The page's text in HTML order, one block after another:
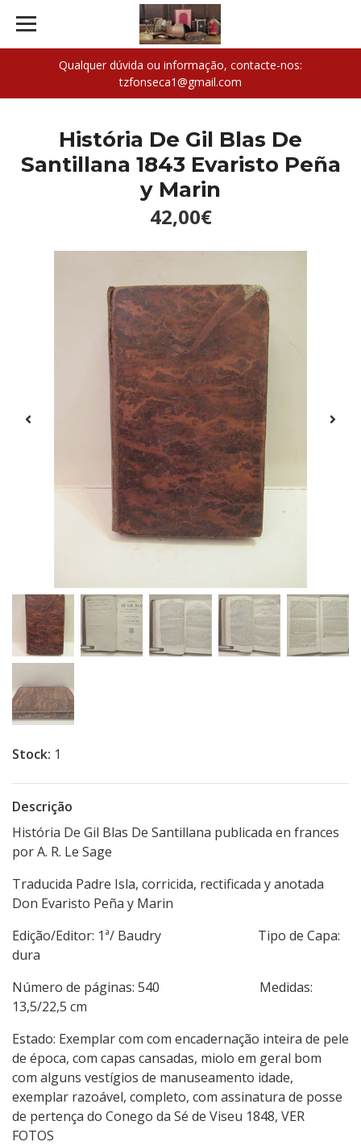
Qualquer dúvida ou informação, contacte-nos:
tzfonseca1@gmail.com
História De Gil Blas De
Santillana 1843 Evaristo Peña
y Marin
42,00€
Stock: 1
Descrição
História De Gil Blas De Santillana publicada en frances
por A. R. Le Sage
Traducida Padre Isla, corricida, rectificada y anotada
Don Evaristo Peña y Marin
Edição/Editor: 1ª/ Baudry Tipo de Capa:
dura
Número de páginas: 540 Medidas:
13,5/22,5 cm
Estado: Exemplar com com encadernação inteira de pele
de época, com capas cansadas, miolo em geral bom
com alguns vestígios de manuseamento idade,
exemplar razoável, completo, com assinatura de posse
de pertença do Conego da Sé de Viseu 1848, VER
FOTOS